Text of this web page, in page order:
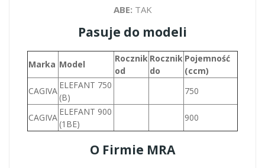
ABE: TAK
Pasuje do modeli
Marka Model
Rocznik
od
Rocznik
do
Pojemność
(ccm)
CAGIVA
ELEFANT 750
(B)
750
CAGIVA
ELEFANT 900
(1BE)
900
O Firmie MRA